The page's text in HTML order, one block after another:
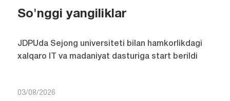
So'nggi yangiliklar
JDPUda Sejong universiteti bilan hamkorlikdagi
xalqaro IT va madaniyat dasturiga start berildi
03/08/2026